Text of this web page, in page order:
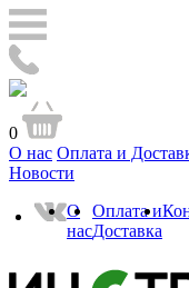
0
О нас Оплата и
Новости
О
нас
Оплата и
Доставка